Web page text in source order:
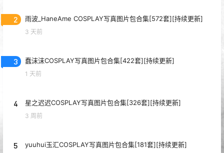
2 雨波_HaneAme COSPLAY写真图片包合集[572套][持续更新]
3 天前
3 蠢沫沫COSPLAY写真图片包合集[422套][持续更新]
1 天前
4 星之迟迟COSPLAY写真图片包合集[326套][持续更新]
3 周前
5 yuuhui玉汇COSPLAY写真图片包合集[181套][持续更新]